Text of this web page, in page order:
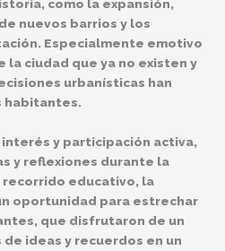
como la expansión,
nuevos barrios y los
Especialmente emotivo
la ciudad que ya no existen y
urbanísticas han
habitantes.
y participación activa,
y reflexiones durante la
recorrido educativo, la
oportunidad para estrechar
que disfrutaron de un
ideas y recuerdos en un